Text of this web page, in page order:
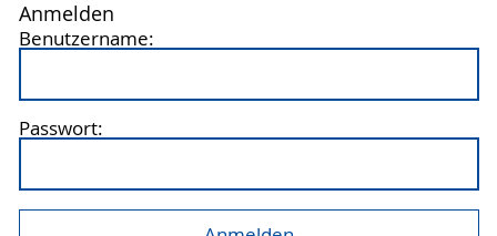
Anmelden
Benutzername:
Passwort: